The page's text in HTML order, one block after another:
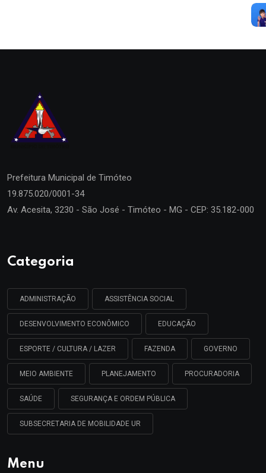
Prefeitura Municipal de Timóteo
19.875.020/0001-34
Av. Acesita, 3230 - São José - Timóteo - MG - CEP: 35.182-000
Categoria
ADMINISTRAÇÃO ASSISTÊNCIA SOCIAL
DESENVOLVIMENTO ECONÔMICO EDUCAÇÃO
ESPORTE / CULTURA / LAZER FAZENDA GOVERNO
MEIO AMBIENTE PLANEJAMENTO PROCURADORIA
SAÚDE SEGURANÇA E ORDEM PÚBLICA
SUBSECRETARIA DE MOBILIDADE UR
Menu